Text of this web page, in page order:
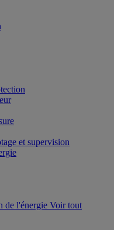
et supervision
de l'énergie Voir tout